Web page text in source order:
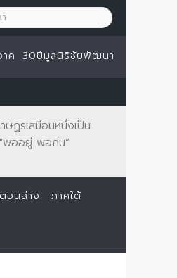
ค 30ปีมูลนิธิชัยพัฒนา
ฏรเสมือนหนึ่งเป็น
"พออยู่ พอกิน”
อนล่าง ภาคใต้